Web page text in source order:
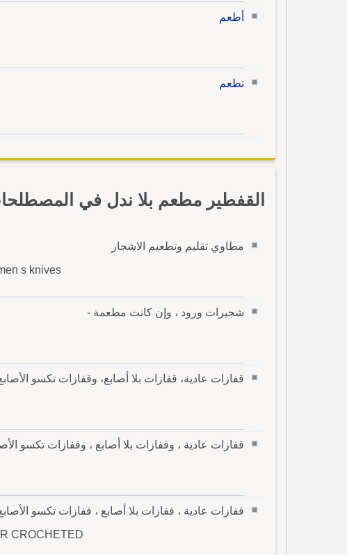
أطعم
تطعم
القفطير مطعم بلا ندل في
مطاوي تقليم وتطعيم الاشجار
s knives
شجيرات ورود ، وإن كانت مطعمة -
قفازات عادية، قفازات بلا أصابع، وقفازات تكسو الأصابع
قفازات عادية ، وقفازات بلا أصابع ، وقفازات تكسو
قفازات عادية ، قفازات بلا أصابع ، قفازات تكسو
CROCHETED